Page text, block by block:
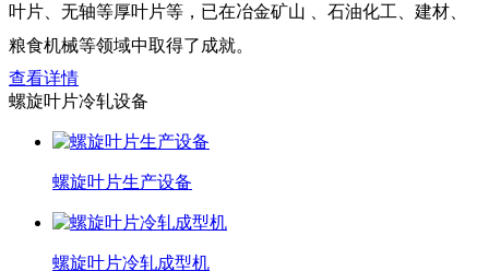
叶片、无轴等厚叶片等，已在冶金矿山 、石油化工、建材、
粮食机械等领域中取得了成就。
查看详情
螺旋叶片冷轧设备
螺旋叶片生产设备
螺旋叶片冷轧成型机